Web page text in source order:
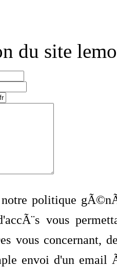
du site
politique
vous
vous concernant,
envoi d'un